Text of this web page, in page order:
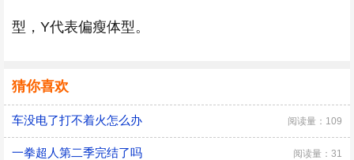
型，Y代表偏瘦体型。
猜你喜欢
车没电了打不着火怎么办 阅读量：109
一拳超人第二季完结了吗 阅读量：31